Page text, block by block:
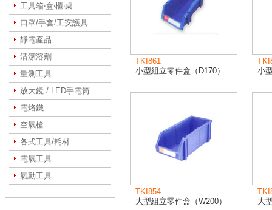
工具箱‧盒‧櫃‧桌
口罩/手套/工安護具
靜電產品
清潔溶劑
量測工具
放大鏡 / LED手電筒
電烙鐵
空氣槍
各式工具/耗材
電氣工具
氣動工具
TKI861
小型組立零件盒（D170）
小
TKI854
大型組立零件盒（W200）
大